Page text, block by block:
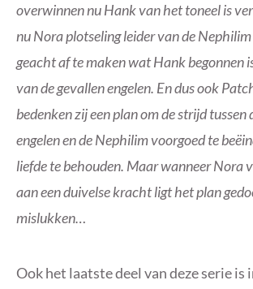
overwinnen nu Hank van het toneel is
nu Nora plotseling leider van de
geacht af te maken wat Hank begonnen
van de gevallen engelen. En dus ook
bedenken zij een plan om de strijd tussen
engelen en de Nephilim voorgoed te
liefde te behouden. Maar wanneer Nora
aan een duivelse kracht ligt het plan
mislukken…
Ook het laatste deel van deze serie is